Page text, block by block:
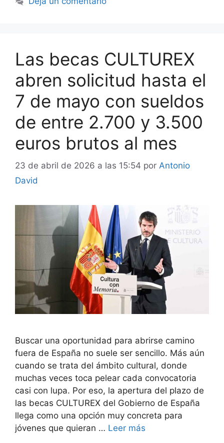
Las becas CULTUREX
abren solicitud hasta el
7 de mayo con sueldos
de entre 2.700 y 3.500
euros brutos al mes
23 de abril de 2026 a las 15:54 por Antonio
David
Buscar una oportunidad para abrirse camino
fuera de España no suele ser sencillo. Más aún
cuando se trata del ámbito cultural, donde
muchas veces toca pelear cada convocatoria
casi con lupa. Por eso, la apertura del plazo de
las becas CULTUREX del Gobierno de España
llega como una opción muy concreta para
jóvenes que quieran … Leer más